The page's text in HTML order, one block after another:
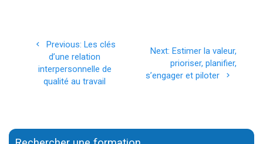
l’article
Previous: Previous
post:
Les clés
d’une relation
interpersonnelle de
qualité au travail
Next: Next
post:
Estimer la valeur,
prioriser, planifier,
s’engager et piloter